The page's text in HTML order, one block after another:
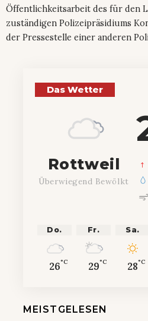
Öffentlichkeitsarbeit des für den
zuständigen Polizeipräsidiums
der Pressestelle einer anderen
Das Wetter
Rottweil
Überwiegend Bewölkt
Do.
26°C
Fr.
29°C
Sa.
28°C
MEISTGELESEN